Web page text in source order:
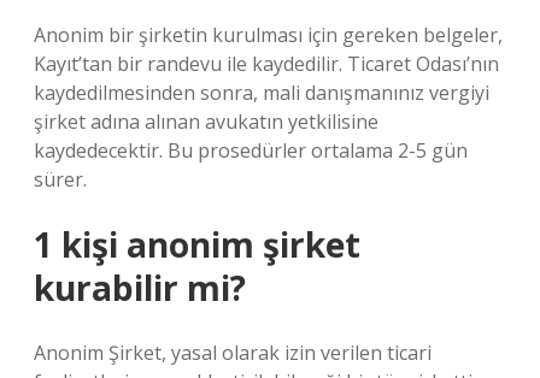
Anonim bir şirketin kurulması için gereken belgeler,
Kayıt’tan bir randevu ile kaydedilir. Ticaret Odası’nın
kaydedilmesinden sonra, mali danışmanınız vergiyi
şirket adına alınan avukatın yetkilisine
kaydedecektir. Bu prosedürler ortalama 2-5 gün
sürer.
1 kişi anonim şirket
kurabilir mi?
Anonim Şirket, yasal olarak izin verilen ticari